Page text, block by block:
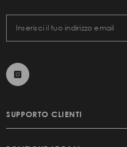
SUPPORTO CLIENTI